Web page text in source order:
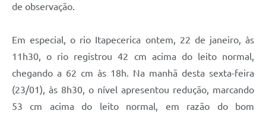
de observação.
Em especial, o rio Itapecerica ontem, 22 de janeiro, às
11h30, o rio registrou 42 cm acima do leito normal,
chegando a 62 cm às 18h. Na manhã desta sexta-feira
(23/01), às 8h30, o nível apresentou redução, marcando
53 cm acima do leito normal, em razão do bom